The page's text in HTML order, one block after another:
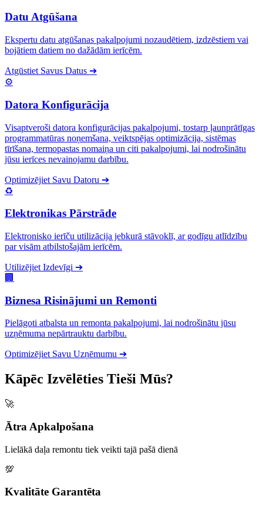
Datu Atgūšana
Ekspertu datu atgūšanas pakalpojumi nozaudētiem, izdzēstiem vai
bojātiem datiem no dažādām ierīcēm.
Atgūstiet Savus Datus ➔
⚙️
Datora Konfigurācija
Visaptveroši datora konfigurācijas pakalpojumi, tostarp ļaunprātīgas
programmatūras noņemšana, veiktspējas optimizācija, sistēmas
tīrīšana, termopastas nomaiņa un citi pakalpojumi, lai nodrošinātu
jūsu ierīces nevainojamu darbību.
Optimizējiet Savu Datoru ➔
♻️
Elektronikas Pārstrāde
Elektronisko ierīču utilizācija jebkurā stāvoklī, ar godīgu atlīdzību
par visām atbilstošajām ierīcēm.
Utilizējiet Izdevīgi ➔
🏢
Biznesa Risinājumi un Remonti
Pielāgoti atbalsta un remonta pakalpojumi, lai nodrošinātu jūsu
uzņēmuma nepārtrauktu darbību.
Optimizējiet Savu Uzņēmumu ➔
Kāpēc Izvēlēties Tieši Mūs?
🚀
Ātra Apkalpošana
Lielākā daļa remontu tiek veikti tajā pašā dienā
💯
Kvalitāte Garantēta